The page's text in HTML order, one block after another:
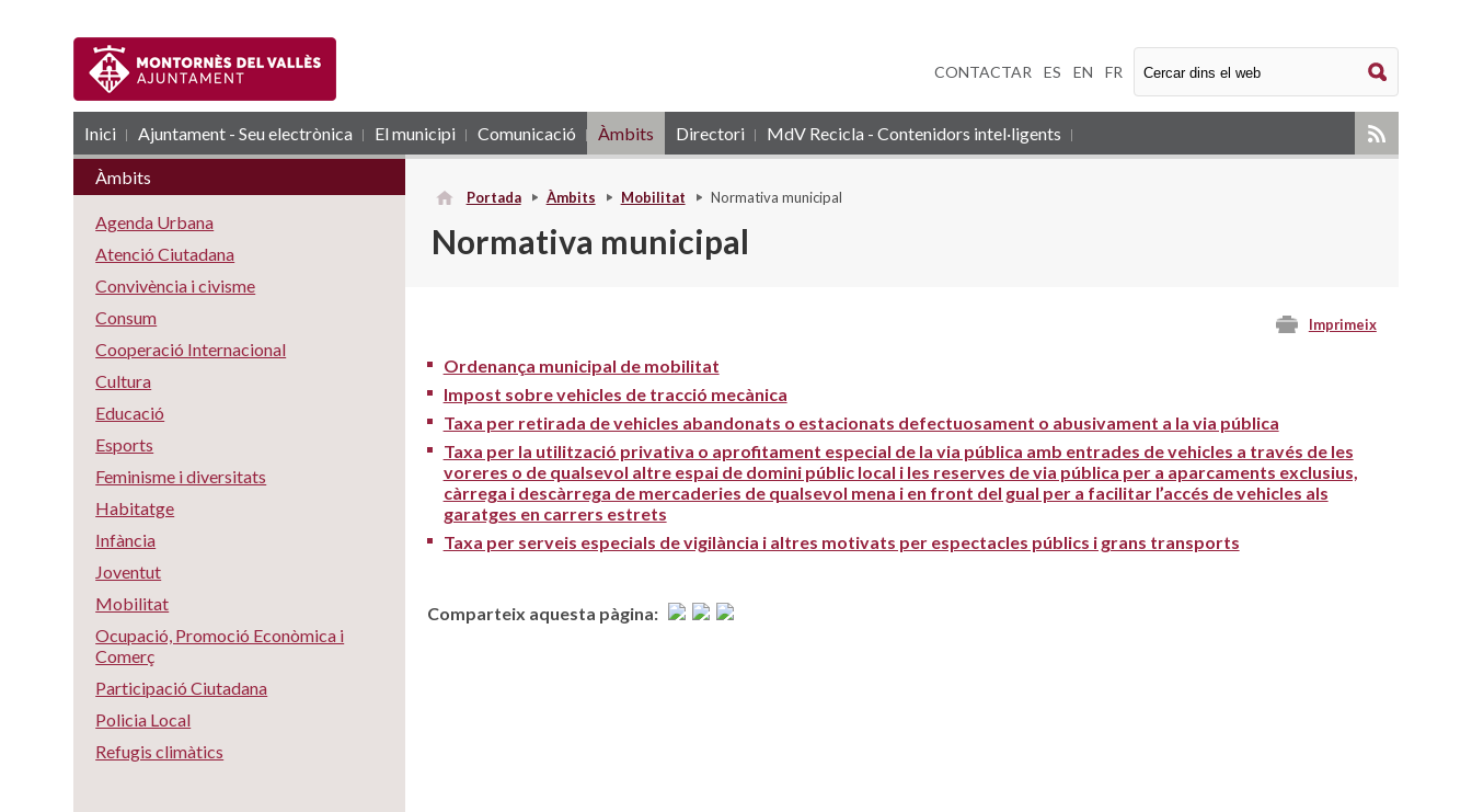
CONTACTAR ES EN FR
Inici Ajuntament - Seu electrònica El municipi Comunicació Àmbits Directori MdV Recicla - Contenidors intel·ligents
RSS
Portada Àmbits Mobilitat Normativa municipal
Normativa municipal
Imprimeix
Ordenança municipal de mobilitat
Impost sobre vehicles de tracció mecànica
Taxa per retirada de vehicles abandonats o estacionats defectuosament o abusivament a la via pública
Taxa per la utilització privativa o aprofitament especial de la via pública amb entrades de vehicles a través de les
voreres o de qualsevol altre espai de domini públic local i les reserves de via pública per a aparcaments exclusius,
càrrega i descàrrega de mercaderies de qualsevol mena i en front del gual per a facilitar l’accés de vehicles als
garatges en carrers estrets
Taxa per serveis especials de vigilància i altres motivats per espectacles públics i grans transports
Comparteix aquesta pàgina:
Àmbits
Agenda Urbana
Atenció Ciutadana
Convivència i civisme
Consum
Cooperació Internacional
Cultura
Educació
Esports
Feminisme i diversitats
Habitatge
Infància
Joventut
Mobilitat
Ocupació, Promoció Econòmica i
Comerç
Participació Ciutadana
Policia Local
Refugis climàtics